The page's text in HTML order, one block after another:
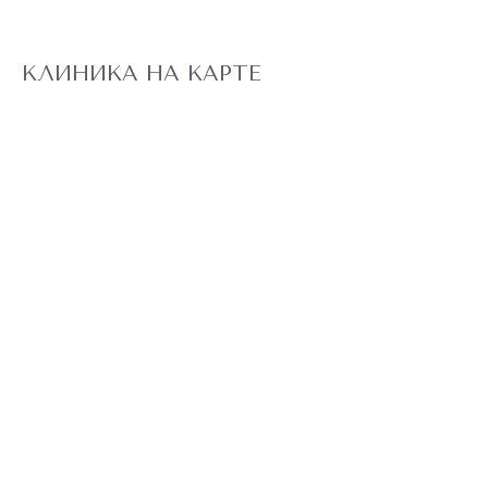
КЛИНИКА НА КАРТЕ